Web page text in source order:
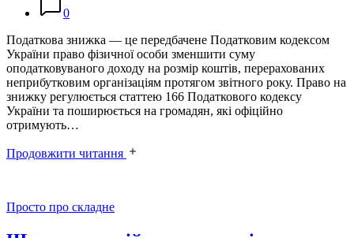
0
Податкова знижка — це передбачене Податковим кодексом
України право фізичної особи зменшити суму
оподатковуваного доходу на розмір коштів, перерахованих
неприбутковим організаціям протягом звітного року. Право на
знижку регулюється статтею 166 Податкового кодексу
України та поширюється на громадян, які офіційно
отримують…
Продовжити читання
Категорії
Просто про складне